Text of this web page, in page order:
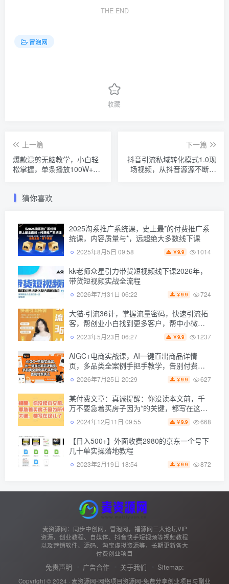
THE END
冒泡网
收藏
上一篇
爆款混剪无脑教学，小白轻
松掌握，单条播放100W+！
下一篇
抖音引流私域转化模式1.0现
场视频，从抖音源源不断把
猜你喜欢
2025淘系推广系统课，史上最*的付费推广系
统课，内容质量与*，远超绝大多数线下课
2025年8月5日 09:58 ￥9.9 1014
kk老师众星引力带货短视频线下课2026年，
带货短视频实战全流程
2026年7月31日 06:22 ￥9.9 724
大猫·引流36计，掌握流量密码，快速引流拓
客，帮创业小白找到更多客户，帮中小微企
业走出困境
2023年5月23日 06:27 ￥9.9 1237
AIGC+电商实战课，AI一键直出商品详情
页，多品类全案例手把手教学，告别付费美
工（更新0725）
2026年7月25日 20:29 ￥9.9 627
某付费文章：真诚提醒：你没读本文前，千
万不要急着买房子因为*的关键，都写在这儿
2024年12月11日 09:55 ￥9.9 668
【日入500+】外面收费2980的京东一个号下
几十单实操落地教程
2023年2月19日 18:54 ￥9.9 872
麦资源网：同步中创网，冒泡网，福源网三大论坛VIP
资源，创业教程、自媒体、抖音快手短视频等视频教程
以及营销软件、源码、淘宝虚拟资源等，长期更新各大
付费创业项目
免责声明 广告合作 关于我们 Sitemap:
Copyright © 2024 · 麦资源网-网络项目资源网-免费分享创业项目与副业